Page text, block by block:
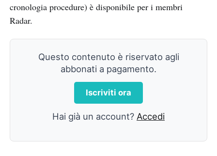
cronologia procedure) è disponibile per i membri
Radar.
Questo contenuto è riservato agli
abbonati a pagamento.
Iscriviti ora
Hai già un account? Accedi